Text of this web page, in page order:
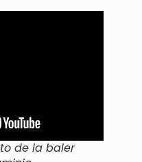
de la baler